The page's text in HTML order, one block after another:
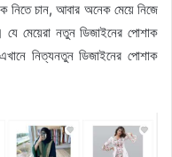
নিতে চান, আবার অনেক মেয়ে নিজে
যে মেয়েরা নতুন ডিজাইনের পোশাক
নিত্যনতুন ডিজাইনের পোশাক